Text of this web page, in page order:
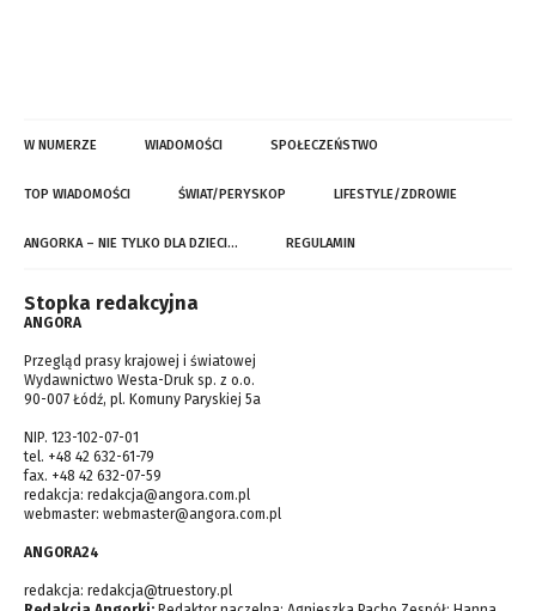
W NUMERZE WIADOMOŚCI SPOŁECZEŃSTWO
TOP WIADOMOŚCI ŚWIAT/PERYSKOP LIFESTYLE/ZDROWIE
ANGORKA – NIE TYLKO DLA DZIECI… REGULAMIN
Stopka redakcyjna
ANGORA
Przegląd prasy krajowej i światowej
Wydawnictwo Westa-Druk sp. z o.o.
90-007 Łódź, pl. Komuny Paryskiej 5a
NIP. 123-102-07-01
tel. +48 42 632-61-79
fax. +48 42 632-07-59
redakcja: redakcja@angora.com.pl
webmaster: webmaster@angora.com.pl
ANGORA24
redakcja: redakcja@truestory.pl